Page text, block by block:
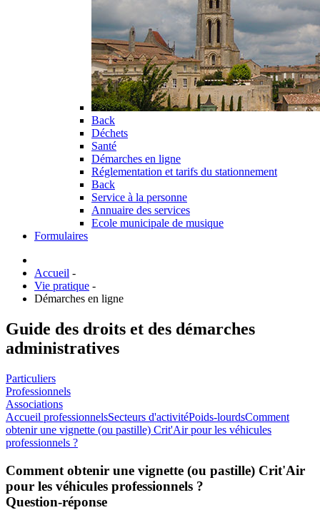
Back
Déchets
Santé
Démarches en ligne
Réglementation et tarifs du stationnement
Back
Service à la personne
Annuaire des services
Ecole municipale de musique
Formulaires
Accueil -
Vie pratique -
Démarches en ligne
Guide des droits et des démarches
administratives
Particuliers
Professionnels
Associations
Accueil professionnelsSecteurs d'activitéPoids-lourdsComment
obtenir une vignette (ou pastille) Crit'Air pour les véhicules
professionnels ?
Comment obtenir une vignette (ou pastille) Crit'Air
pour les véhicules professionnels ?
Question-réponse